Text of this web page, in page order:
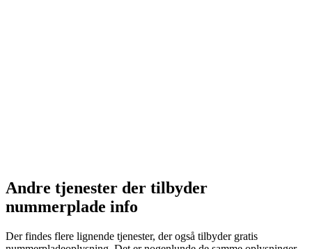
Andre tjenester der tilbyder
nummerplade info
Der findes flere lignende tjenester, der også tilbyder gratis